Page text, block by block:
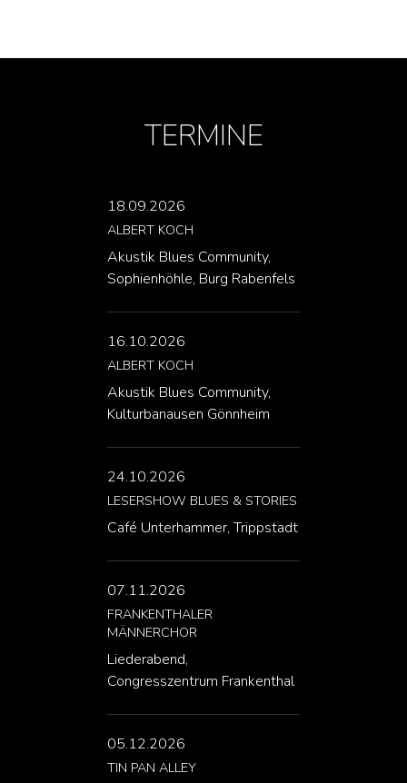
TERMINE
18.09.2026
ALBERT KOCH
Akustik Blues Community,
Sophienhöhle, Burg Rabenfels
16.10.2026
ALBERT KOCH
Akustik Blues Community,
Kulturbanausen Gönnheim
24.10.2026
LESERSHOW BLUES & STORIES
Café Unterhammer, Trippstadt
07.11.2026
FRANKENTHALER
MÄNNERCHOR
Liederabend,
Congresszentrum Frankenthal
05.12.2026
TIN PAN ALLEY